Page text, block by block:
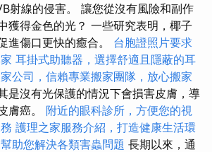
射線的侵害。 讓您從沒有風險和副作
獲得金色的光？ 一些研究表明，椰子
進傷口更快的癒合。 台胞證照片要求
耳掛式助聽器，選擇舒適且隱蔽的耳
公司，信賴專業搬家團隊，放心搬家
是沒有光保護的情況下會損害皮膚，導
膚癌。 附近的眼科診所，方便您的視
護理之家服務介紹，打造健康生活環
助您解決各類害蟲問題 長期以來，通